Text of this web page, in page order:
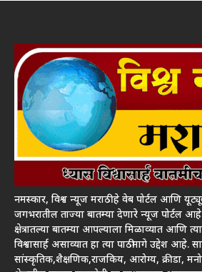
नमस्कार, विश्व न्यूज मराठी हे वेब पोर्टल आणि
जगभरातील ताज्या बातम्या देणारे न्यूज पोर्टल
क्षेत्रातल्या बातम्या आपल्याला मिळाव्यात आणि
विश्वासार्ह असाव्यात हा त्या पाठीमागे उद्देश आहे.
सांस्कृतिक,शैक्षणिक,राजकिय, आरोग्य, क्रीडा,